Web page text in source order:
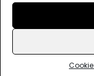
Cookie Politika